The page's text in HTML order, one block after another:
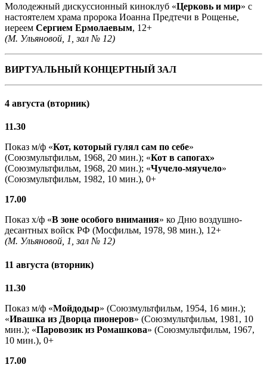
Молодежный дискуссионный киноклуб «Церковь и мир» с
настоятелем храма пророка Иоанна Предтечи в Рощенье,
иереем Сергием Ермолаевым, 12+
(М. Ульяновой, 1, зал № 12)
ВИРТУАЛЬНЫЙ КОНЦЕРТНЫЙ ЗАЛ
4 августа (вторник)
11.30
Показ м/ф «Кот, который гулял сам по себе»
(Союзмультфильм, 1968, 20 мин.); «Кот в сапогах»
(Союзмультфильм, 1968, 20 мин.); «Чучело-мяучело»
(Союзмультфильм, 1982, 10 мин.), 0+
17.00
Показ х/ф «В зоне особого внимания» ко Дню воздушно-
десантных войск РФ (Мосфильм, 1978, 98 мин.), 12+
(М. Ульяновой, 1, зал № 12)
11 августа (вторник)
11.30
Показ м/ф «Мойдодыр» (Союзмультфильм, 1954, 16 мин.);
«Ивашка из Дворца пионеров» (Союзмультфильм, 1981, 10
мин.); «Паровозик из Ромашкова» (Союзмультфильм, 1967,
10 мин.), 0+
17.00